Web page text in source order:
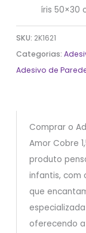
íris 50×30
SKU: 2K1621
Categorias:
Adesivo de
Comprar o
Amor Cobre
produto
infantis, com
que
oferecendo